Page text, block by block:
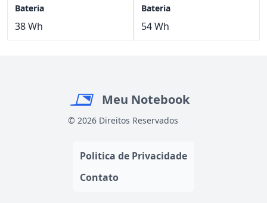
Bateria
38 Wh
Bateria
54 Wh
Meu Notebook
© 2026 Direitos Reservados
Politica de Privacidade
Contato